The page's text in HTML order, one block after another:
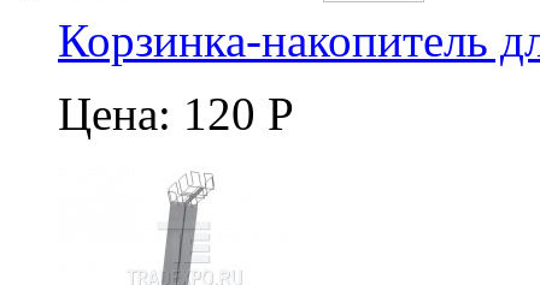
Корзинка-накопитель
Цена: 120 Р